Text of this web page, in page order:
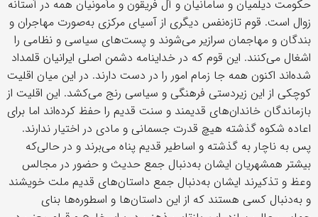
حکومت دیلمیان و سامانیان و آل فریقون و مأمونیان همه در آستانه
زوال است. قوم تازه‌نفس دیگری از آسیای مرکزی به‌صورت مهاجران و
بندگان و مهاجمان سرازیر می‌شوند و پست‌های سیاسی و نظامی را
اشغال می‌کنند. این قوم که در خداینامه دشمن اصلی ایرانیان قلمداد
شده‌اند اکنون همه جا زمام امور را در دست دارند. در این میان اقلیت
کوچکی از این زیردستی فرهنگی و سیاسی رنج می‌کشد. این اقلیت از
بازماندگان خاندان‌های قدیمند و سنت قدیم را حفظ کرده‌اند اما برای
اعاده شکوه گذشته هیچ قدرت جسمانی و مادی در اختیار ندارند.
پس به ناچار به گذشته و اساطیر قدیم پناه می‌برند و در حالی‌که
بیشتر همشهریان ایشان به‌دنبال جمع حدیث و حضور در مجالس
وعظ و تذکیرند ایشان به‌دنبال جمع داستان‌های قدیم ملت خویشند
و به‌دنبال کسی هستند که از این داستان‌ها و اسطوره‌ها بنای